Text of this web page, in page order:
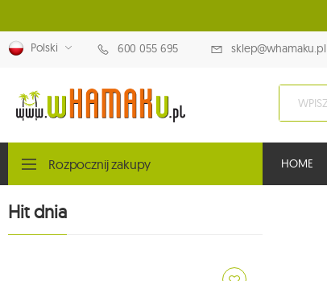
Polski 600 055 695 sklep@whamaku.pl
Rozpocznij zakupy HOME
Hit dnia